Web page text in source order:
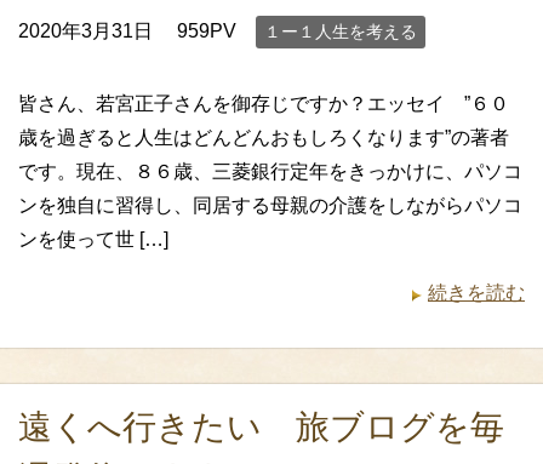
2020年3月31日 959PV １ー１人生を考える
皆さん、若宮正子さんを御存じですか？エッセイ ”６０
歳を過ぎると人生はどんどんおもしろくなります”の著者
です。現在、８６歳、三菱銀行定年をきっかけに、パソコ
ンを独自に習得し、同居する母親の介護をしながらパソコ
ンを使って世 […]
続きを読む
遠くへ行きたい 旅ブログを毎